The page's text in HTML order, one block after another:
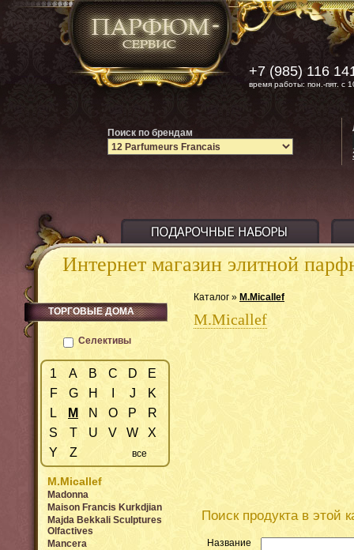
Интернет магазин элитной
Каталог » M.Micallef
M.Micallef
Поиск продукта в этой
Название
ТОРГОВЫЕ ДОМА
Селективы
1 A B C D
E
F
G H J
K
L
M N O P
R
S
T U V W
X
Y
Z все
M.Micallef
Madonna
Maison Francis Kurkdjian
Majda Bekkali Sculptures
Olfactives
Mancera
+7 (985) 116
время работы: пон.-пят. с
Поиск по брендам